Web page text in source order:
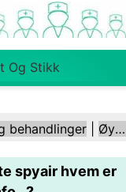
Og Stikk
Folkehelse Og
behandlinger Øye- og synsforstyrrelser
spyair hvem er